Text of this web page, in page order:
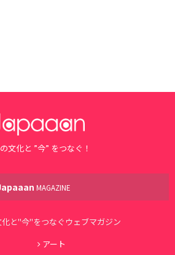
文化と ”今” をつなぐ！
MAGAZINE
化と"今"をつなぐウェブマガジン
アート